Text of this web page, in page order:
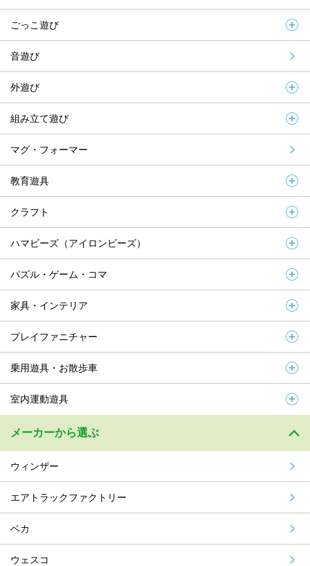
ごっこ遊び
音遊び
外遊び
組み立て遊び
マグ・フォーマー
教育遊具
クラフト
ハマビーズ（アイロンビーズ）
パズル・ゲーム・コマ
家具・インテリア
プレイファニチャー
乗用遊具・お散歩車
室内運動遊具
メーカーから選ぶ
ウィンザー
エアトラックファクトリー
ベカ
ウェスコ